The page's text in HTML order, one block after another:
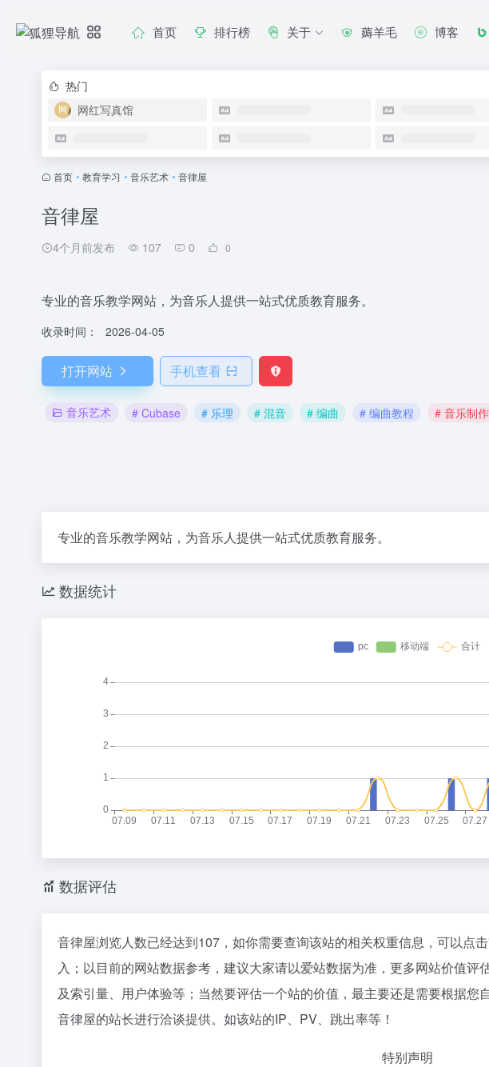
首页 排行榜 关于 薅羊毛 博客
热门
网红写真馆
首页 • 教育学习 • 音乐艺术 • 音律屋
音律屋
4个月前发布 107 0 0
专业的音乐教学网站，为音乐人提供一站式优质教育服务。
收录时间： 2026-04-05
打开网站 手机查看
音乐艺术 # Cubase # 乐理 # 混音 # 编曲 # 编曲教程 # 音乐制作
专业的音乐教学网站，为音乐人提供一站式优质教育服务。
数据统计
数据评估
音律屋浏览人数已经达到107，如你需要查询该站的相关权重信息，可以点
入；以目前的网站数据参考，建议大家请以爱站数据为准，更多网站价值
及索引量、用户体验等；当然要评估一个站的价值，最主要还是需要根据
音律屋的站长进行洽谈提供。如该站的IP、PV、跳出率等！
特别声明